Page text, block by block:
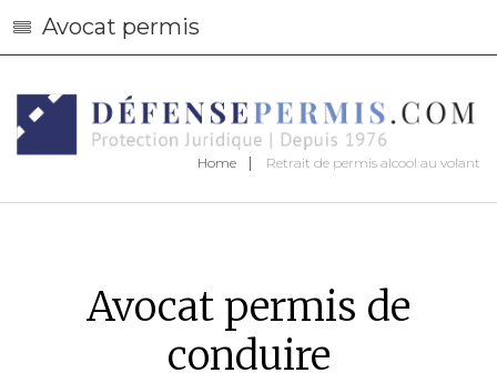
Avocat permis
Home Retrait de permis alcool au volant
Avocat permis de
conduire